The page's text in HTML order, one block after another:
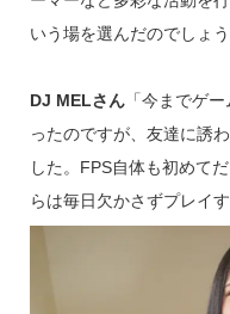
いう場を選んだのでしょ
DJ MELさん「今までゲ
ったのですが、友達に誘
した。FPS自体も初めて
らは毎日欠かさずプレイ